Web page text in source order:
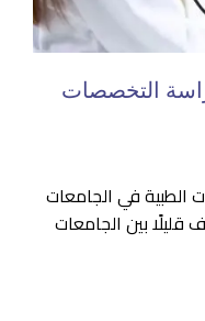
التخصصات
الطبية في الجامعات
قليلًا بين الجامعات